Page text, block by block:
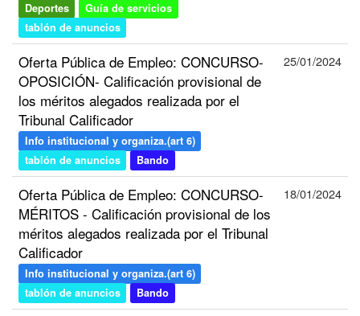
Deportes
Guía de servicios
tablón de anuncios
Oferta Pública de Empleo: CONCURSO-
OPOSICIÓN- Calificación provisional de
los méritos alegados realizada por el
Tribunal Calificador
Info institucional y organiza.(art 6)
tablón de anuncios
Bando
25/01/2024
Oferta Pública de Empleo: CONCURSO-
MÉRITOS - Calificación provisional de los
méritos alegados realizada por el Tribunal
Calificador
Info institucional y organiza.(art 6)
tablón de anuncios
Bando
18/01/2024